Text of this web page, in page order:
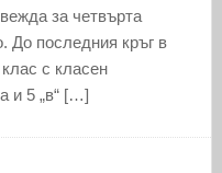
за четвърта
До последния кръг в
клас с класен
и 5 „в“ […]